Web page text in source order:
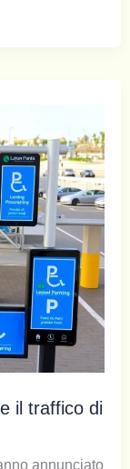
il traffico di
annunciato